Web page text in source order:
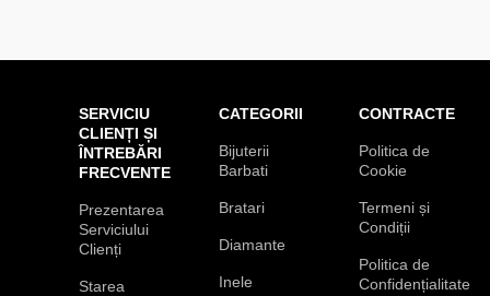
SERVICIU
CLIENȚI ȘI
ÎNTREBĂRI
FRECVENTE
Prezentarea
Serviciului
Clienți
Starea
CATEGORII
Bijuterii
Barbati
Bratari
Diamante
Inele
CONTRACTE
Politica de
Cookie
Termeni și
Condiții
Politica de
Confidențialitate